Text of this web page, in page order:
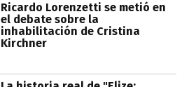
Ricardo Lorenzetti se metió en
el debate sobre la
inhabilitación de Cristina
Kirchner